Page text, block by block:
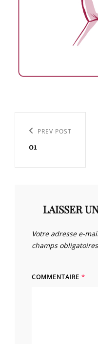
l’article
Previous
Post
PREV POST
01
LAISSER
Votre adresse e-
champs
COMMENTAIRE *